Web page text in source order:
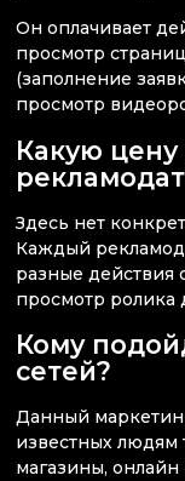
Он оплачивает
просмотр
(заполнение
просмотр
Какую
Здесь нет
Каждый
разные действия
просмотр ролика
Кому
сетей?
Данный
известных людям
магазины,